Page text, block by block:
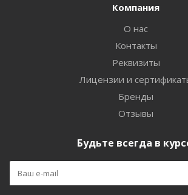
Компания
О нас
Контакты
Реквизиты
Лицензии и
Бренды
Отзывы
Будьте всегда в